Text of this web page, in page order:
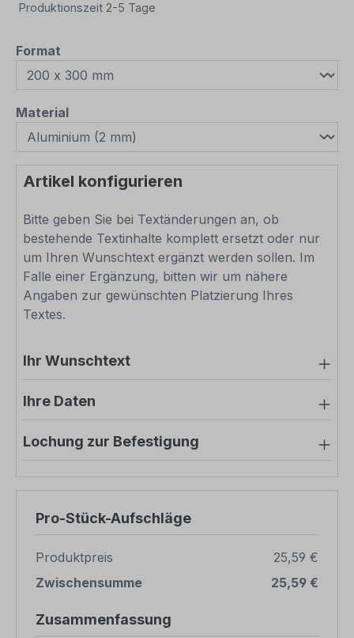
Produktionszeit 2-5 Tage
Format
Materialauswählen
Artikel konfigurieren
Bitte geben Sie bei Textänderungen an, ob
bestehende Textinhalte komplett ersetzt oder nur
um Ihren Wunschtext ergänzt werden sollen. Im
Falle einer Ergänzung, bitten wir um nähere
Angaben zur gewünschten Platzierung Ihres
Textes.
Ihr Wunschtext
Ihre Daten
Lochung zur Befestigung
Pro-Stück-Aufschläge
Produktpreis
25,59 €
Zwischensumme
25,59 €
Zusammenfassung